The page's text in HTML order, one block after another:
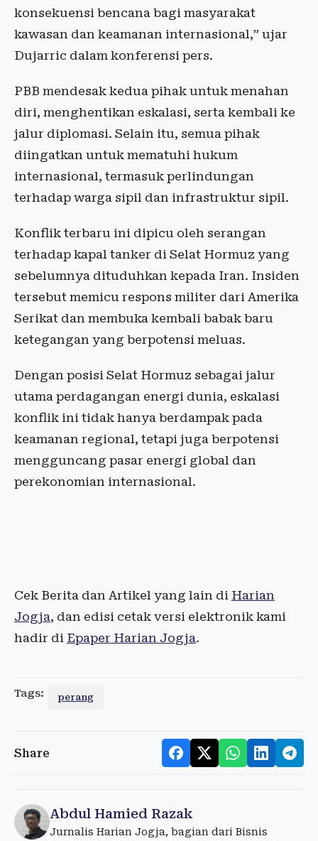
konsekuensi bencana bagi masyarakat
kawasan dan keamanan internasional,” ujar
Dujarric dalam konferensi pers.
PBB mendesak kedua pihak untuk menahan
diri, menghentikan eskalasi, serta kembali ke
jalur diplomasi. Selain itu, semua pihak
diingatkan untuk mematuhi hukum
internasional, termasuk perlindungan
terhadap warga sipil dan infrastruktur sipil.
Konflik terbaru ini dipicu oleh serangan
terhadap kapal tanker di Selat Hormuz yang
sebelumnya dituduhkan kepada Iran. Insiden
tersebut memicu respons militer dari Amerika
Serikat dan membuka kembali babak baru
ketegangan yang berpotensi meluas.
Dengan posisi Selat Hormuz sebagai jalur
utama perdagangan energi dunia, eskalasi
konflik ini tidak hanya berdampak pada
keamanan regional, tetapi juga berpotensi
mengguncang pasar energi global dan
perekonomian internasional.
Cek Berita dan Artikel yang lain di Harian
Jogja, dan edisi cetak versi elektronik kami
hadir di Epaper Harian Jogja.
Tags: perang
Share
Abdul Hamied Razak
Jurnalis Harian Jogja, bagian dari Bisnis